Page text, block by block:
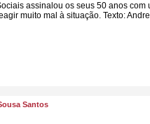
assinalou os seus 50 anos
muito mal à situação. Texto:
Santos